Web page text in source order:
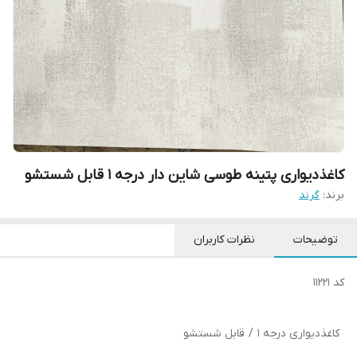
کاغذدیواری پتینه طوسی شاین دار درجه 1 قابل شستشو
برند: گرند
توضیحات نظرات کاربران
کد 11221
کاغذدیواری درجه 1 / قابل شستشو